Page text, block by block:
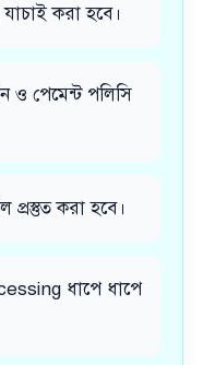
করা হবে।
ও পেমেন্ট পলিসি
করা হবে।
ধাপে ধাপে